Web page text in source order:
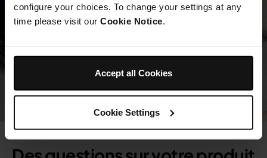
configure your choices. To change your settings at any
time please visit our Cookie Notice.
Accept all Cookies
Cookie Settings